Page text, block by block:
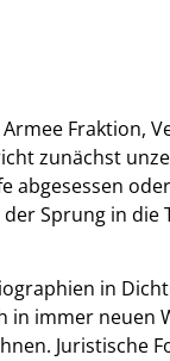
Fraktion,
zunächst
abgesessen
Sprung in
in
in immer neuen
Juristische